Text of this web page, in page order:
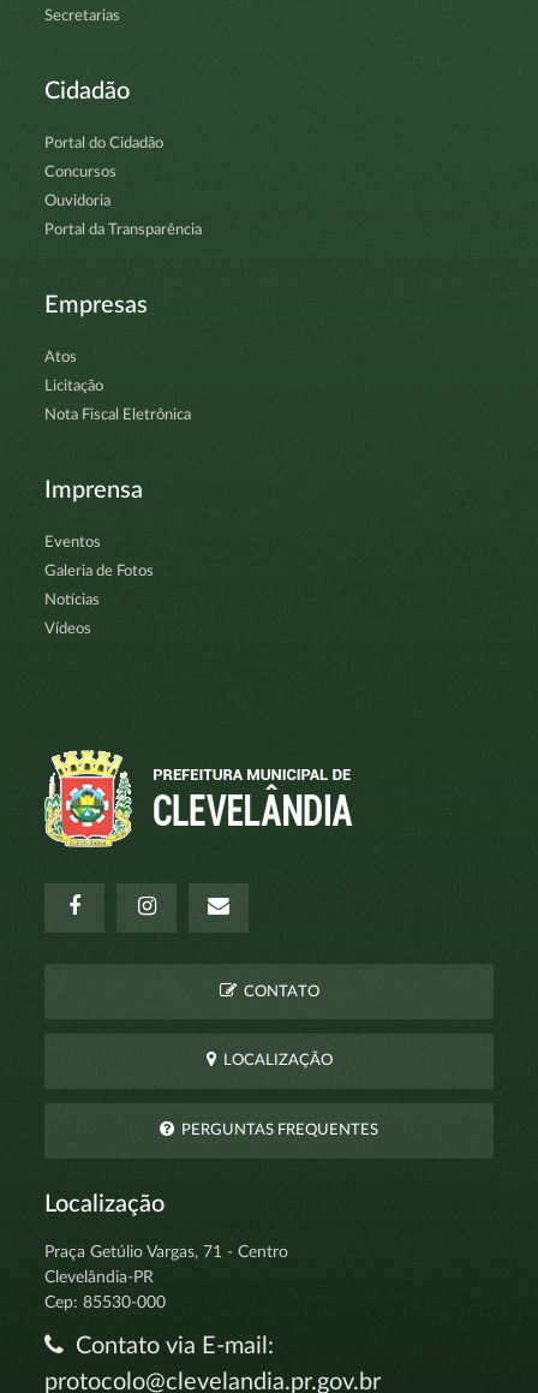
Secretarias
Cidadão
Portal do Cidadão
Concursos
Ouvidoria
Portal da Transparência
Empresas
Atos
Licitação
Nota Fiscal Eletrônica
Imprensa
Eventos
Galeria de Fotos
Notícias
Vídeos
CONTATO
LOCALIZAÇÃO
PERGUNTAS FREQUENTES
Localização
Praça Getúlio Vargas, 71 - Centro
Clevelândia-PR
Cep: 85530-000
Contato via E-mail:
protocolo@clevelandia.pr.gov.br